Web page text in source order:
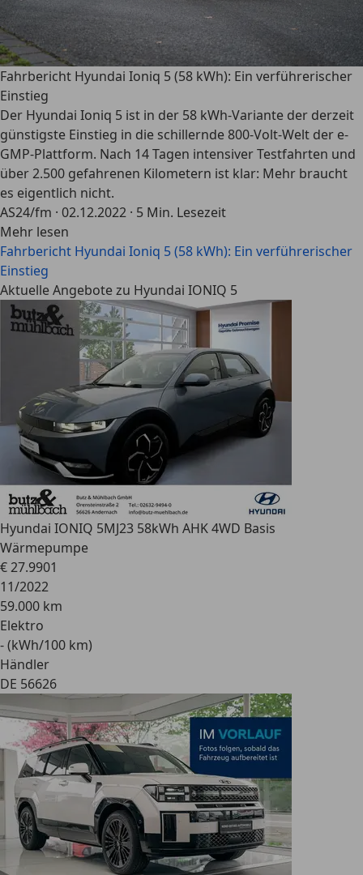
Fahrbericht Hyundai Ioniq 5 (58 kWh): Ein verführerischer
Einstieg
Der Hyundai Ioniq 5 ist in der 58 kWh-Variante der derzeit
günstigste Einstieg in die schillernde 800-Volt-Welt der e-
GMP-Plattform. Nach 14 Tagen intensiver Testfahrten und
über 2.500 gefahrenen Kilometern ist klar: Mehr braucht
es eigentlich nicht.
AS24/fm · 02.12.2022 · 5 Min. Lesezeit
Mehr lesen
Fahrbericht Hyundai Ioniq 5 (58 kWh): Ein verführerischer
Einstieg
Aktuelle Angebote zu Hyundai IONIQ 5
Hyundai IONIQ 5MJ23 58kWh AHK 4WD Basis
Wärmepumpe
€ 27.9901
11/2022
59.000 km
Elektro
- (kWh/100 km)
Händler
DE 56626